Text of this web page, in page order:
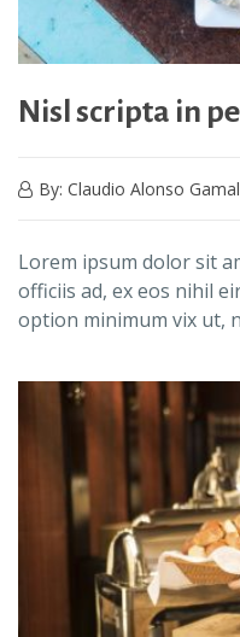
Nisl scripta in
By: Claudio Alonso
Lorem ipsum dolor sit
officiis ad, ex eos nihil
option minimum vix ut,